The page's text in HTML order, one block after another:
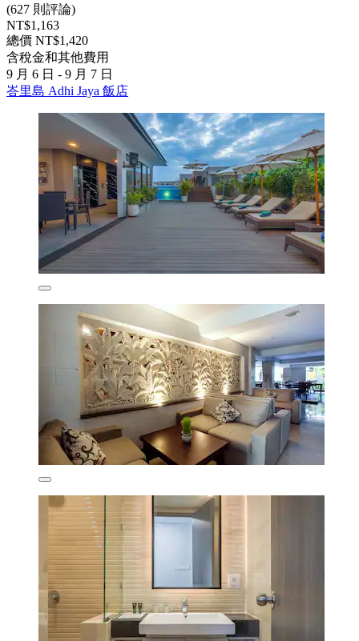
(627 則評論)
NT$1,163
總價 NT$1,420
含稅金和其他費用
9 月 6 日 - 9 月 7 日
峇里島 Adhi Jaya 飯店